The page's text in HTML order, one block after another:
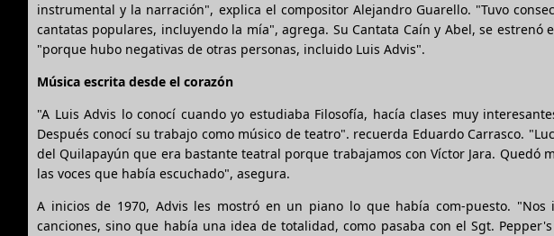
instrumental y la narración", explica el compositor Alejandro Guarello. "Tuvo
cantatas populares, incluyendo la mía", agrega. Su Cantata Caín y Abel, se estrenó
"porque hubo negativas de otras personas, incluido Luis Advis".
Música escrita desde el corazón
"A Luis Advis lo conocí cuando yo estudiaba Filosofía, hacía clases muy
Después conocí su trabajo como músico de teatro". recuerda Eduardo Carrasco.
del Quilapayún que era bastante teatral porque trabajamos con Víctor Jara. Quedó
las voces que había escuchado", asegura.
A inicios de 1970, Advis les mostró en un piano lo que había com-puesto.
canciones, sino que había una idea de totalidad, como pasaba con el Sgt.